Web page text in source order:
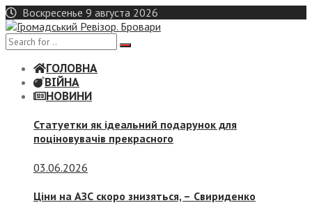
Skip
to
content
Воскресенье 9 августа 2026
ГОЛОВНА
ВІЙНА
НОВИНИ
Статуетки як ідеальний подарунок для
поціновувачів прекрасного
03.06.2026
Ціни на АЗС скоро знизяться, – Свириденко